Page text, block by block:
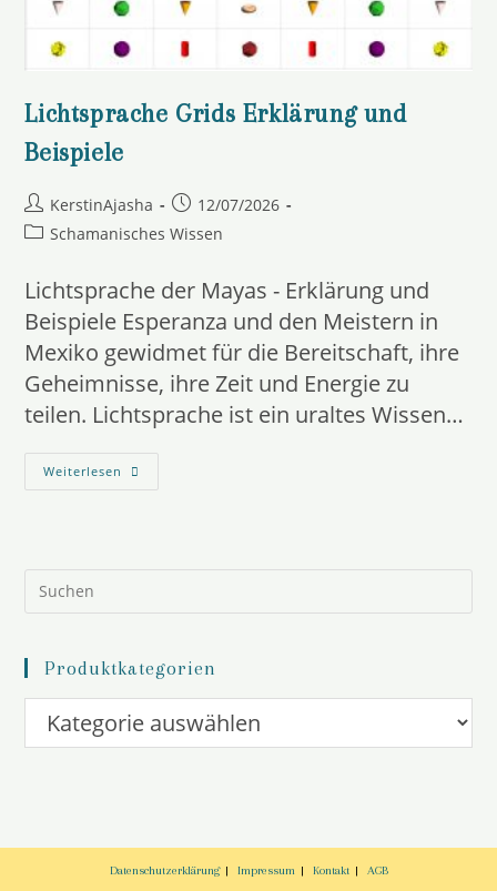
Lichtsprache Grids Erklärung und
Beispiele
Beitrags-
Autor:
KerstinAjasha
Beitrag
veröffentlicht:
12/07/2026
Beitrags-
Schamanisches Wissen
Lichtsprache der Mayas - Erklärung und
Beispiele Esperanza und den Meistern in
Mexiko gewidmet für die Bereitschaft, ihre
Geheimnisse, ihre Zeit und Energie zu
teilen. Lichtsprache ist ein uraltes Wissen…
Weiterlesen Lichtsprache
Grids
Produktkategorien
Datenschutzerklärung Impressum Kontakt AGB